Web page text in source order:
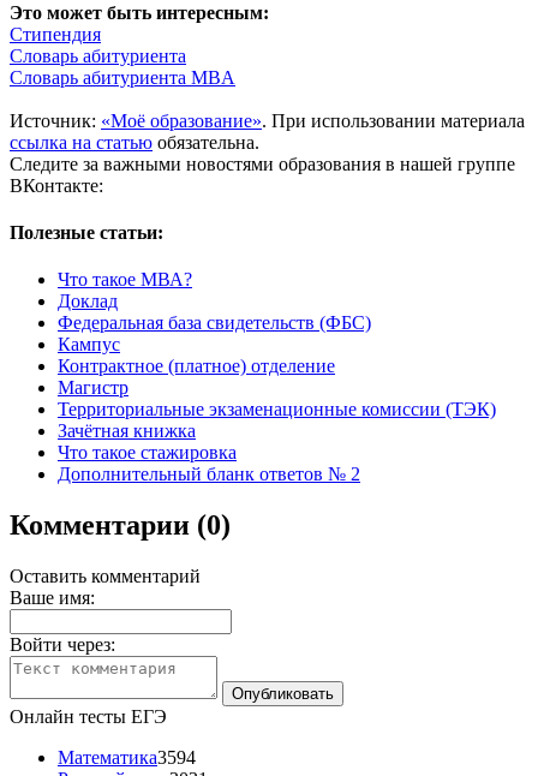
Это может быть интересным:
Стипендия
Словарь абитуриента
Словарь абитуриента MBA
Источник: «Моё образование». При использовании материала
ссылка на статью обязательна.
Следите за важными новостями образования в нашей группе
ВКонтакте:
Полезные статьи:
Что такое МВА?
Доклад
Федеральная база свидетельств (ФБС)
Кампус
Контрактное (платное) отделение
Магистр
Территориальные экзаменационные комиссии (ТЭК)
Зачётная книжка
Что такое стажировка
Дополнительный бланк ответов № 2
Комментарии (0)
Оставить комментарий
Ваше имя:
Войти через:
Онлайн тесты ЕГЭ
Математика3594